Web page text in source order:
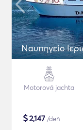
Motorová jachta
$2,147 /deň